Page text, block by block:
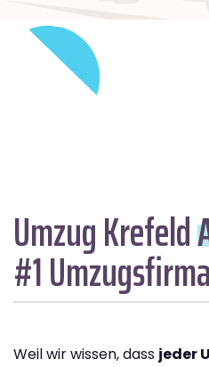
Umzug Krefeld
#1 Umzugsfirma
Weil wir wissen, dass jeder